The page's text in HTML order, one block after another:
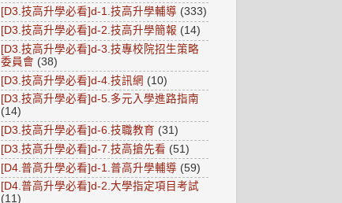
[D3.技高升學必看]d-1.技高升學輔導 (333)
[D3.技高升學必看]d-2.技高升學簡報 (14)
[D3.技高升學必看]d-3.技專校院招生策略
委員會 (38)
[D3.技高升學必看]d-4.技訊網 (10)
[D3.技高升學必看]d-5.多元入學進路指南
(14)
[D3.技高升學必看]d-6.技職教育 (31)
[D3.技高升學必看]d-7.技高搶先看 (51)
[D4.普高升學必看]d-1.普高升學輔導 (59)
[D4.普高升學必看]d-2.大學指定項目考試
(11)